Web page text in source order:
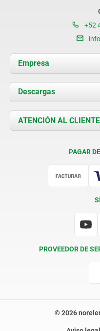
+52
Empresa
Acerca de nosotros
Novedades
Contacto
Descargas
Documents
ATENCIÓN AL CLIENTE
PAGAR
PROVEEDOR DE
© 2026